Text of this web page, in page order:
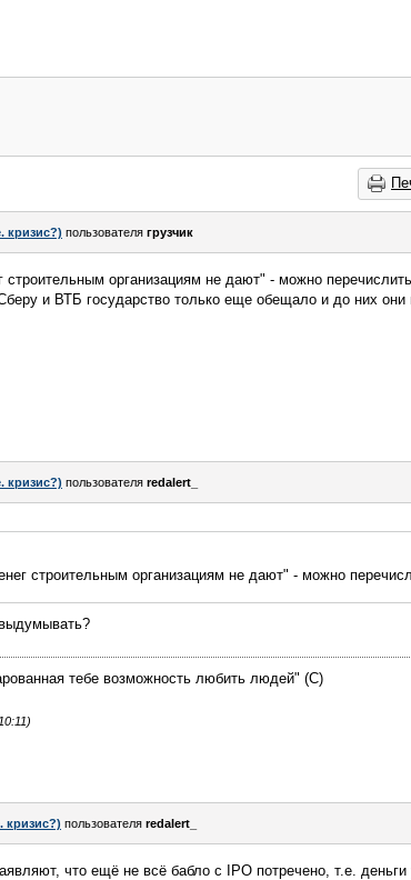
кризис?) пользователя грузчик
строительным организациям не дают" - можно
и ВТБ государство только еще обещало и до них они
кризис?) пользователя redalert_
строительным организациям не дают" - можно
тебе возможность любить людей" (С)
кризис?) пользователя redalert_
что ещё не всё бабло с IPO потречено, т.е. деньги